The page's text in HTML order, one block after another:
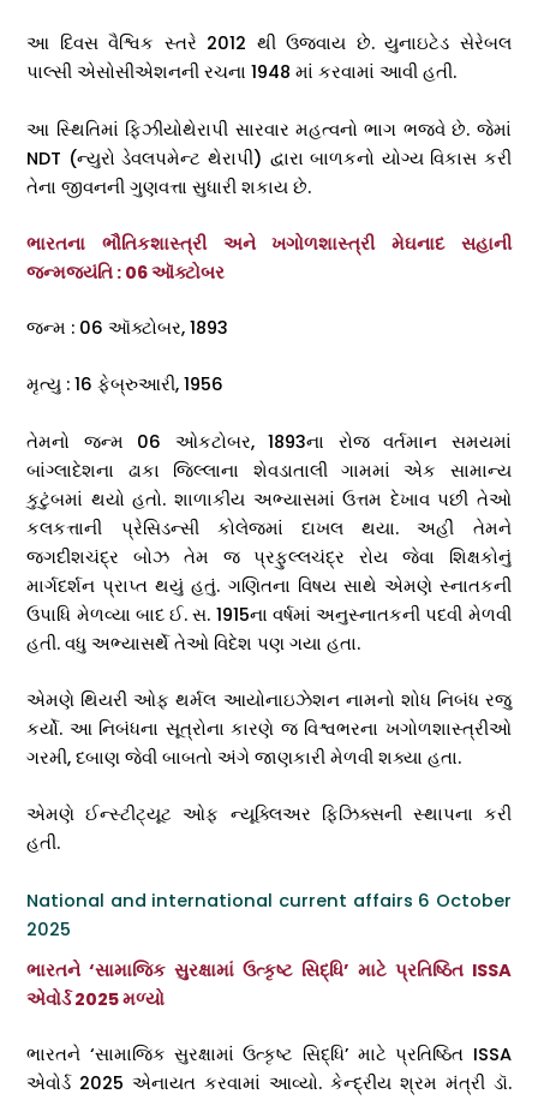
આ દિવસ વૈશ્વિક સ્તરે 2012 થી ઉજવાય છે. યુનાઇટેડ સેરેબલ
પાલ્સી એસોસીએશનની રચના 1948 માં કરવામાં આવી હતી.
આ સ્થિતિમાં ફિઝીયોથેરાપી સારવાર મહત્વનો ભાગ ભજવે છે. જેમાં
NDT (ન્યુરો ડેવલપમેન્ટ થેરાપી) દ્વારા બાળકનો યોગ્ય વિકાસ કરી
તેના જીવનની ગુણવત્તા સુધારી શકાય છે.
ભારતના ભૌતિકશાસ્ત્રી અને ખગોળશાસ્ત્રી મેઘનાદ સહાની
જન્મજયંતિ : 06 ઑક્ટોબર
જન્મ : 06 ઑક્ટોબર, 1893
મૃત્યુ : 16 ફેબ્રુઆરી, 1956
તેમનો જન્મ 06 ઓકટોબર, 1893ના રોજ વર્તમાન સમયમાં
બાંગ્લાદેશના ઢાકા જિલ્લાના શેવડાતાલી ગામમાં એક સામાન્ય
કુટુંબમાં થયો હતો. શાળાકીય અભ્યાસમાં ઉત્તમ દેખાવ પછી તેઓ
કલકત્તાની પ્રેસિડન્સી કોલેજમાં દાખલ થયા. અહીં તેમને
જગદીશચંદ્ર બોઝ તેમ જ પ્રફુલ્લચંદ્ર રોય જેવા શિક્ષકોનું
માર્ગદર્શન પ્રાપ્ત થયું હતું. ગણિતના વિષય સાથે એમણે સ્નાતકની
ઉપાધિ મેળવ્યા બાદ ઈ. સ. 1915ના વર્ષમાં અનુસ્નાતકની પદવી મેળવી
હતી. વધુ અભ્યાસર્થે તેઓ વિદેશ પણ ગયા હતા.
એમણે થિયરી ઓફ થર્મલ આયોનાઇઝેશન નામનો શોધ નિબંધ રજુ
કર્યો. આ નિબંધના સૂત્રોના કારણે જ વિશ્વભરના ખગોળશાસ્ત્રીઓ
ગરમી, દબાણ જેવી બાબતો અંગે જાણકારી મેળવી શક્યા હતા.
એમણે ઈન્સ્ટીટ્યૂટ ઓફ ન્યૂક્લિઅર ફિઝિક્સની સ્થાપના કરી
હતી.
National and international current affairs 6 October
2025
ભારતને ‘સામાજિક સુરક્ષામાં ઉત્કૃષ્ટ સિદ્ધિ’ માટે પ્રતિષ્ઠિત ISSA
એવોર્ડ 2025 મળ્યો
ભારતને ‘સામાજિક સુરક્ષામાં ઉત્કૃષ્ટ સિદ્ધિ’ માટે પ્રતિષ્ઠિત ISSA
એવોર્ડ 2025 એનાયત કરવામાં આવ્યો. કેન્દ્રીય શ્રમ મંત્રી ડૉ.